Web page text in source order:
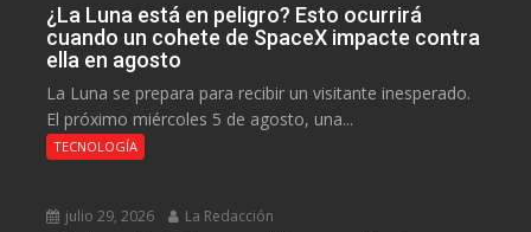
¿La Luna está en peligro? Esto ocurrirá
cuando un cohete de SpaceX impacte contra
ella en agosto
La Luna se prepara para recibir un visitante inesperado.
El próximo miércoles 5 de agosto, una...
TECNOLOGÍA
julio 29, 2026 La Redacción